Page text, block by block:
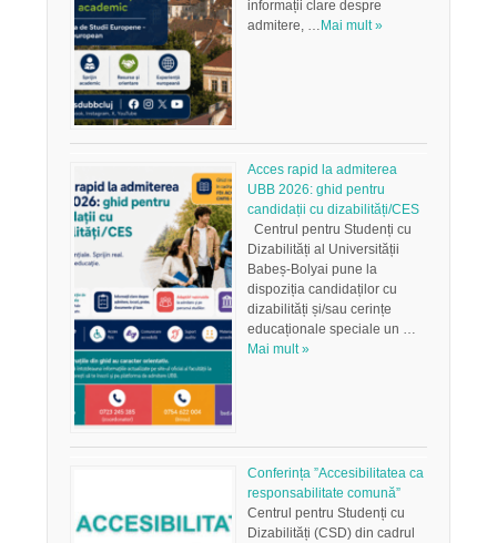
informații clare despre
admitere, … Mai mult »
Acces rapid la admiterea
UBB 2026: ghid pentru
candidații cu dizabilități/CES
Centrul pentru Studenți cu
Dizabilități al Universității
Babeș-Bolyai pune la
dispoziția candidaților cu
dizabilități și/sau cerințe
educaționale speciale un …
Mai mult »
Conferința ”Accesibilitatea ca
responsabilitate comună”
Centrul pentru Studenți cu
Dizabilități (CSD) din cadrul